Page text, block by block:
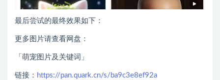
最后尝试的最终效果如下：
更多图片请查看网盘：
「萌宠图片及关键词」
链接： https://pan.quark.cn/s/ba9c3e8ef92a